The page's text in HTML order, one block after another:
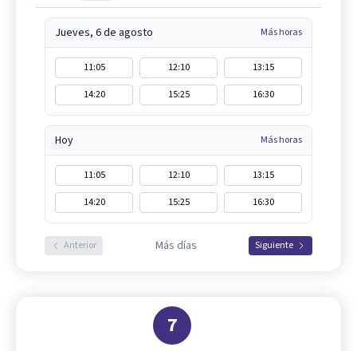
Jueves, 6 de agosto Más horas
11:05 12:10
13:15
14:20
15:25 16:30
Hoy Más horas
11:05 12:10
13:15
14:20
15:25 16:30
Anterior Más días Siguiente
7